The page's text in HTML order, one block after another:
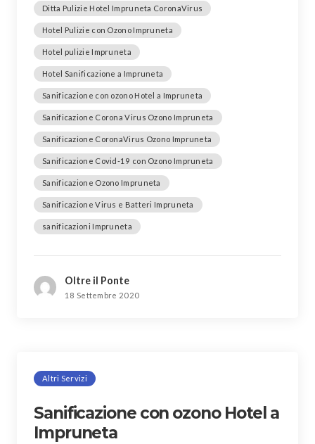
Ditta Pulizie Hotel Impruneta CoronaVirus
Hotel Pulizie con Ozono Impruneta
Hotel pulizie Impruneta
Hotel Sanificazione a Impruneta
Sanificazione con ozono Hotel a Impruneta
Sanificazione Corona Virus Ozono Impruneta
Sanificazione CoronaVirus Ozono Impruneta
Sanificazione Covid-19 con Ozono Impruneta
Sanificazione Ozono Impruneta
Sanificazione Virus e Batteri Impruneta
sanificazioni Impruneta
Oltre il Ponte
18 Settembre 2020
Altri Servizi
Sanificazione con ozono Hotel a
Impruneta